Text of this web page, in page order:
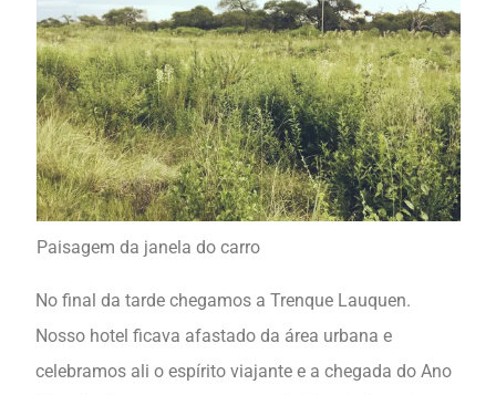
Paisagem da janela do carro
No final da tarde chegamos a Trenque Lauquen.
Nosso hotel ficava afastado da área urbana e
celebramos ali o espírito viajante e a chegada do Ano